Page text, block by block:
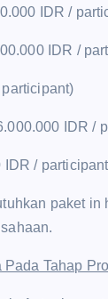
IDR /
IDR /
IDR /
IDR /
paket
Tahap